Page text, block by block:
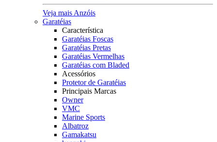
Veja mais Anzóis
Garatéias
Característica
Garatéias Foscas
Garatéias Pretas
Garatéias Vermelhas
Garatéias com Bladed
Acessórios
Protetor de Garatéias
Principais Marcas
Owner
VMC
Marine Sports
Albatroz
Gamakatsu